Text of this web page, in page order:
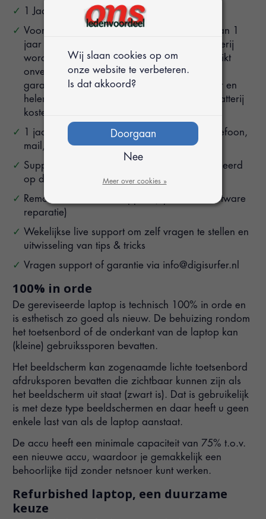
1 Jaar hardware garantie
Voor de batterij geldt een garantieperiode van 1
jaar na aankoop. De levensduur van de batterij
wordt naar mate je het product langer gebruikt
onvermijdelijk minder. Werkt de laptop in de
garantieperiode alleen maar aan de oplader en
helemaal niet op de batterij, dan wordt de batterij
kosteloos gerepareerd of vervangen.
1 jaar full-service technische helpdesk via telefoon,
mail, WhatsApp en online meetings
Support button voor direct contact is geïnstalleerd
op de laptop
Remote Team Viewer support (op afstand software
reparatie)
Wekelijkse live support om zelf vragen te stellen en
uitwisseling van tips & tricks
Vragen support of garantie via info@digisurfer.nl
100% in orde
De gereviseerde laptop is technisch 100% in orde en
is esthetisch zo goed als nieuw. De behuizing rondom
het toetsenbord of de onderkant van de laptop kan
(kleine) gebruikssporen bevatten.
Het beeldscherm kan zogenaamde lichte toetsenbord
afdruksporen bevatten die zichtbaar kunnen zijn als
het beeldscherm uit staat (zwart is). Dat is gebruikelijk
is met deze type beeldschermen en daar heeft u geen
enkele last van als de laptop aanstaat.
De accu heeft een minimale capaciteit van 75% t.o.v.
een nieuwe accu, waardoor je gemakkelijk een
behoorlijke tijd zonder netsnoer kunt werken.
Refurbished laptop, een duurzame
keuze
Wij slaan cookies op om
onze website te verbeteren.
Is dat akkoord?
Doorgaan
Nee
Meer over cookies »